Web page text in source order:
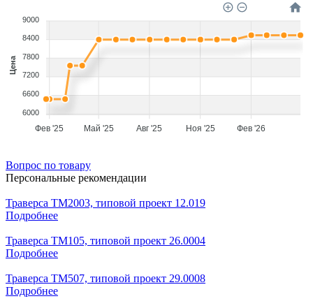
Фев '25 Май '25 Авг '25 Ноя '25 Фев '26
9000
8400
7800
7200
6600
6000
Цена
Вопрос по товару
Персональные рекомендации
Траверса ТМ2003, типовой проект 12.019
Подробнее
Траверса ТМ105, типовой проект 26.0004
Подробнее
Траверса ТМ507, типовой проект 29.0008
Подробнее